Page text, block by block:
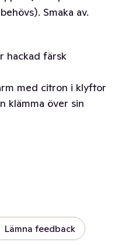
Smaka av.
hackad färsk
med citron i klyftor
klämma över sin
Lämna feedback